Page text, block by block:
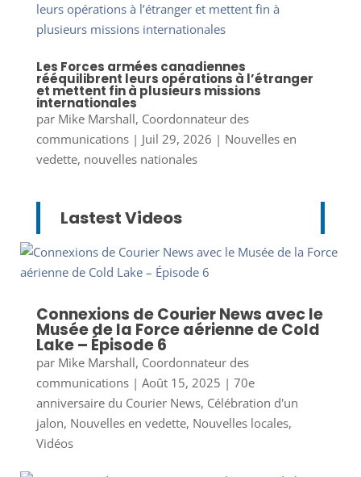
Les Forces armées canadiennes
rééquilibrent leurs opérations à l’étranger
et mettent fin à plusieurs missions
internationales
par Mike Marshall, Coordonnateur des
communications| Juil 29, 2026 | Nouvelles en
vedette, nouvelles nationales
Lastest Videos
Connexions de Courier News avec le
Musée de la Force aérienne de Cold
Lake – Épisode 6
par Mike Marshall, Coordonnateur des
communications| Août 15, 2025 | 70e
anniversaire du Courier News, Célébration d'un
jalon, Nouvelles en vedette, Nouvelles locales,
Vidéos